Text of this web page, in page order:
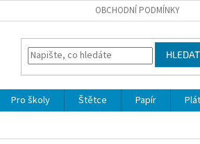
OBCHODNÍ PODMÍNKY
HLEDAT
Pro školy Štětce Papír